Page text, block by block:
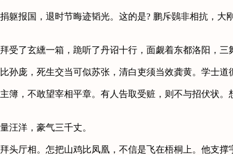
报国，退时节晦迹韬光。这的是? 鹏斥鷃非相抗，
了玄纁一箱，跪听了丹诏十行，面觑着东都洛阳，三
庞，死生交当可似苏张，清白吏须当效龚黄。学士道
，不敢望宰相平章。有人告取受赃，则不与招伏状
汪洋，豪气三千丈。
厅相。怎把山鸡比凤凰，不信是飞在梧桐上。他支撑